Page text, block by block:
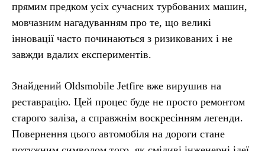
прямим предком усіх сучасних турбованих машин,
мовчазним нагадуванням про те, що великі
інновації часто починаються з ризикованих і не
завжди вдалих експериментів.
Знайдений Oldsmobile Jetfire вже вирушив на
реставрацію. Цей процес буде не просто ремонтом
старого заліза, а справжнім воскресінням легенди.
Повернення цього автомобіля на дороги стане